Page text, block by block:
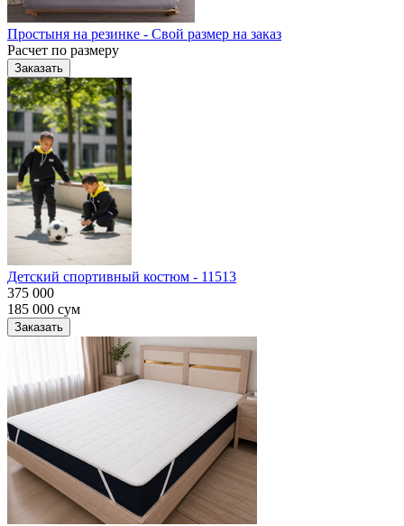
Простыня на резинке - Свой размер на заказ
Расчет по размеру
Заказать
Детский спортивный костюм - 11513
375 000
185 000 сум
Заказать